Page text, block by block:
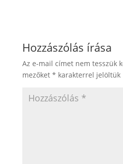
Hozzászólás írása
Az e-mail címet nem tesszük
mezőket * karakterrel jelöltük